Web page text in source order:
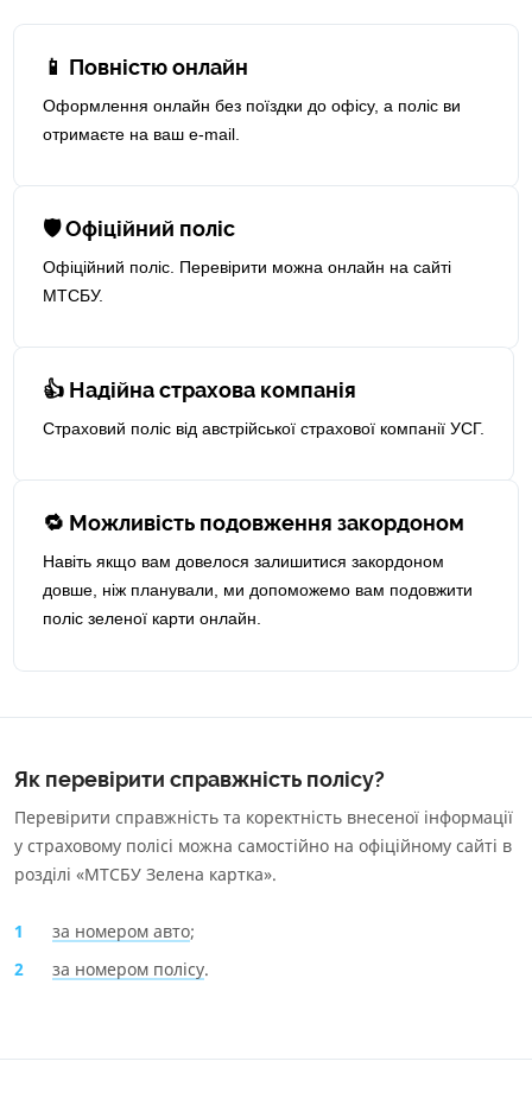
📱 Повністю онлайн
Оформлення онлайн без поїздки до офісу, а поліс ви
отримаєте на ваш e-mail.
🛡 Офіційний поліс
Офіційний поліс. Перевірити можна онлайн на сайті
МТСБУ.
👍 Надійна страхова компанія
Страховий поліс від австрійської страхової компанії УСГ.
🔁 Можливість подовження закордоном
Навіть якщо вам довелося залишитися закордоном
довше, ніж планували, ми допоможемо вам подовжити
поліс зеленої карти онлайн.
Як перевірити справжність полісу?
Перевірити справжність та коректність внесеної інформації
у страховому полісі можна самостійно на офіційному сайті в
розділі «МТСБУ Зелена картка».
за номером авто;
за номером полісу.